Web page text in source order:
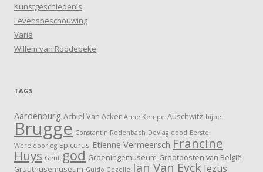
Kunstgeschiedenis
Levensbeschouwing
Varia
Willem van Roodebeke
TAGS
Aardenburg Achiel Van Acker Anne Kempe Auschwitz bijbel
Brugge Constantin Rodenbach DeVlag dood Eerste
Wereldoorlog Epicurus Etienne Vermeersch Francine
Huys Gent god Groeningemuseum Grootoosten van België
Gruuthusemuseum Guido Gezelle Jan Van Eyck Jezus